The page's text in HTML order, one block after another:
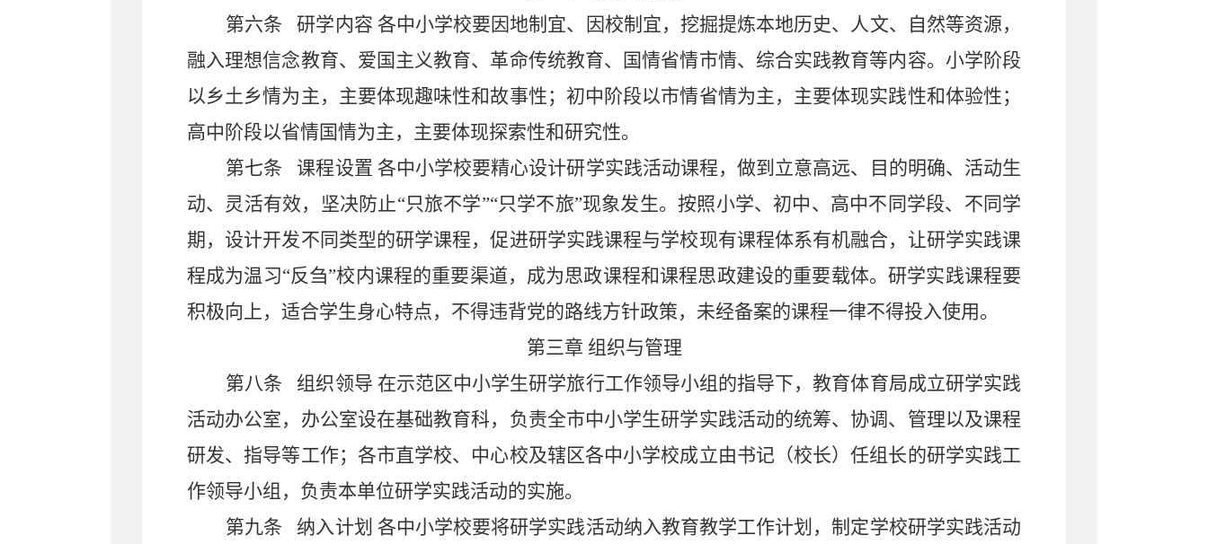
第六条
研学内容 各中小学校要因地制宜、因校制宜，挖掘提炼本地历史、人文、自然等资源，
融入理想信念教育、爱国主义教育、革命传统教育、国情省情市情、综合实践教育等内容。小学阶段
以乡土乡情为主，主要体现趣味性和故事性；初中阶段以市情省情为主，主要体现实践性和体验性；
高中阶段以省情国情为主，主要体现探索性和研究性。
第七条
课程设置 各中小学校要精心设计研学实践活动课程，做到立意高远、目的明确、活动生
动、灵活有效，坚决防止“只旅不学”“只学不旅”现象发生。按照小学、初中、高中不同学段、不同学
期，设计开发不同类型的研学课程，促进研学实践课程与学校现有课程体系有机融合，让研学实践课
程成为温习“反刍”校内课程的重要渠道，成为思政课程和课程思政建设的重要载体。研学实践课程要
积极向上，适合学生身心特点，不得违背党的路线方针政策，未经备案的课程一律不得投入使用。
第三章 组织与管理
第八条
组织领导 在示范区中小学生研学旅行工作领导小组的指导下，教育体育局成立研学实践
活动办公室，办公室设在基础教育科，负责全市中小学生研学实践活动的统筹、协调、管理以及课程
研发、指导等工作；各市直学校、中心校及辖区各中小学校成立由书记（校长）任组长的研学实践工
作领导小组，负责本单位研学实践活动的实施。
第九条
纳入计划 各中小学校要将研学实践活动纳入教育教学工作计划，制定学校研学实践活动